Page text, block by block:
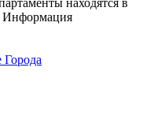
Информация